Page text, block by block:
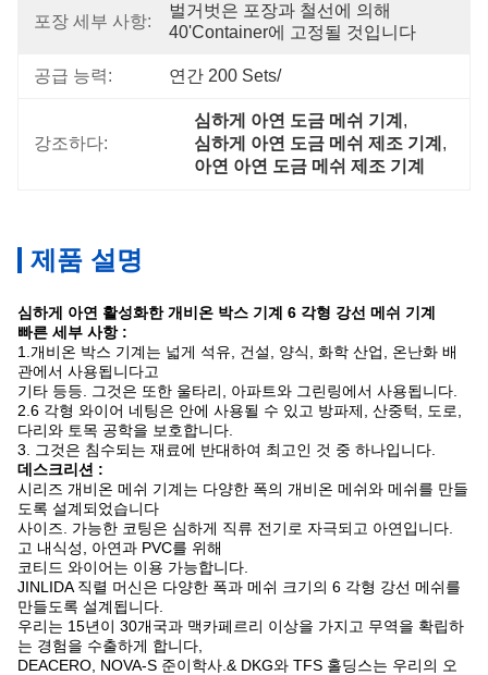
포장 세부 사항:
벌거벗은 포장과 철선에 의해
40'container에 고정될 것입니다
공급 능력: 연간 200 Sets/
강조하다:
심하게 아연 도금 메쉬 기계 ,
심하게 아연 도금 메쉬 제조 기계 ,
아연 아연 도금 메쉬 제조 기계
제품 설명
심하게 아연 활성화한 개비온 박스 기계 6 각형 강선 메쉬 기계
빠른 세부 사항 :
1.개비온 박스 기계는 넓게 석유, 건설, 양식, 화학 산업, 온난화 배
관에서 사용됩니다고
기타 등등. 그것은 또한 울타리, 아파트와 그린링에서 사용됩니다.
2.6 각형 와이어 네팅은 안에 사용될 수 있고 방파제
, 산중턱, 도로,
다리와 토목 공학을 보호합니다.
3. 그것은 침수되는 재료에 반대하여 최고인 것 중 하나입니다.
데스크리션 :
시리즈 개비온 메쉬 기계는 다양한 폭의 개비온 메쉬와 메쉬를 만들
도록 설계되었습니다
사이즈. 가능한 코팅은 심하게 직류 전기로 자극되고 아연입니다.
고 내식성, 아연과 PVC를 위해
코티드 와이어는 이용 가능합니다.
JINLIDA 직렬 머신은 다양한 폭과 메쉬 크기의 6 각형 강선 메쉬를
만들도록 설계됩니다.
우리는 15년이 30개국과 맥카페르리 이상을 가지고 무역을 확립하
는 경험을 수출하게 합니다,
DEACERO, NOVA-S 준이학사.& DKG와 TFS 홀딩스는 우리의 오